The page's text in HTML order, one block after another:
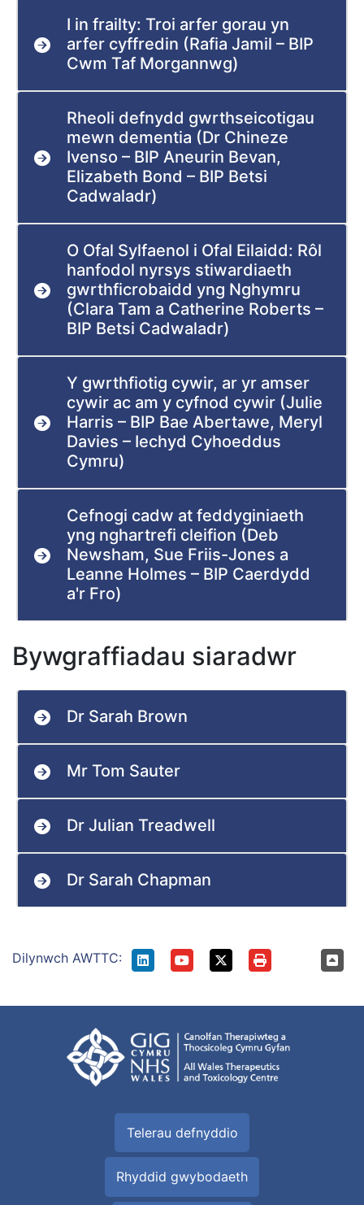
I in frailty: Troi arfer gorau yn
arfer cyffredin (Rafia Jamil – BIP
Cwm Taf Morgannwg)
Rheoli defnydd gwrthseicotigau
mewn dementia (Dr Chineze
Ivenso – BIP Aneurin Bevan,
Elizabeth Bond – BIP Betsi
Cadwaladr)
O Ofal Sylfaenol i Ofal Eilaidd: Rôl
hanfodol nyrsys stiwardiaeth
gwrthficrobaidd yng Nghymru
(Clara Tam a Catherine Roberts –
BIP Betsi Cadwaladr)
Y gwrthfiotig cywir, ar yr amser
cywir ac am y cyfnod cywir (Julie
Harris – BIP Bae Abertawe, Meryl
Davies – Iechyd Cyhoeddus
Cymru)
Cefnogi cadw at feddyginiaeth
yng nghartrefi cleifion (Deb
Newsham, Sue Friis-Jones a
Leanne Holmes – BIP Caerdydd
a'r Fro)
Bywgraffiadau siaradwr
Dr Sarah Brown
Mr Tom Sauter
Dr Julian Treadwell
Dr Sarah Chapman
Dilynwch AWTTC:
Telerau defnyddio
Rhyddid gwybodaeth